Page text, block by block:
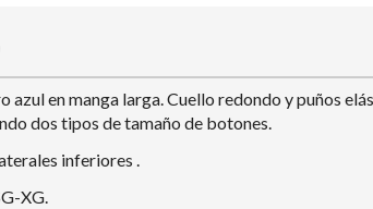
azul en manga larga. Cuello redondo y puños
dos tipos de tamaño de botones.
inferiores .
XG.